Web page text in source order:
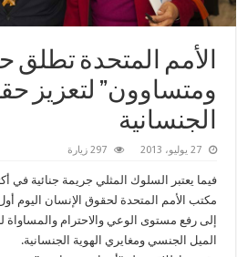
الأمم المتحدة تطلق
ومتساوون” لتعزيز
الجنسانية
27 يوليو، 2013 297 زيارة
فيما يعتبر السلوك المثلي جريمة جنائية في
مكتب الأمم المتحدة لحقوق الإنسان اليوم
إلى رفع مستوى الوعي والاحترام والمساواة
الميل الجنسي ومغايري الهوية الجنسانية.